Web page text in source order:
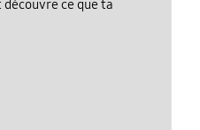
ce que ta